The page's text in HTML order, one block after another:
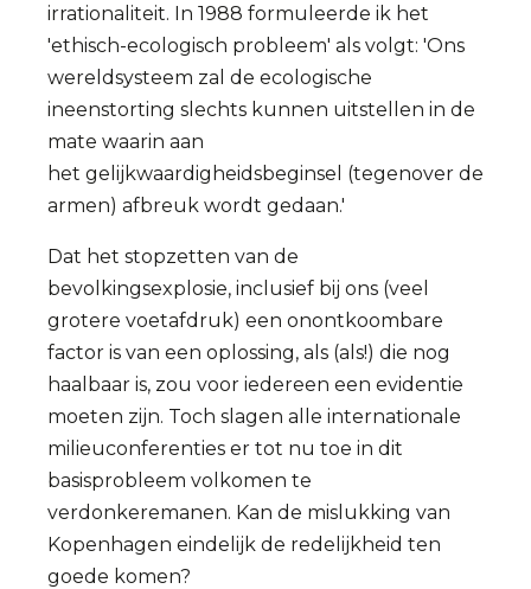
irrationaliteit. In 1988 formuleerde ik het
'ethisch-ecologisch probleem' als volgt: 'Ons
wereldsysteem zal de ecologische
ineenstorting slechts kunnen uitstellen in de
mate waarin aan
het gelijkwaardigheidsbeginsel (tegenover de
armen) afbreuk wordt gedaan.'
Dat het stopzetten van de
bevolkingsexplosie, inclusief bij ons (veel
grotere voetafdruk) een onontkoombare
factor is van een oplossing, als (als!) die nog
haalbaar is, zou voor iedereen een evidentie
moeten zijn. Toch slagen alle internationale
milieuconferenties er tot nu toe in dit
basisprobleem volkomen te
verdonkeremanen. Kan de mislukking van
Kopenhagen eindelijk de redelijkheid ten
goede komen?